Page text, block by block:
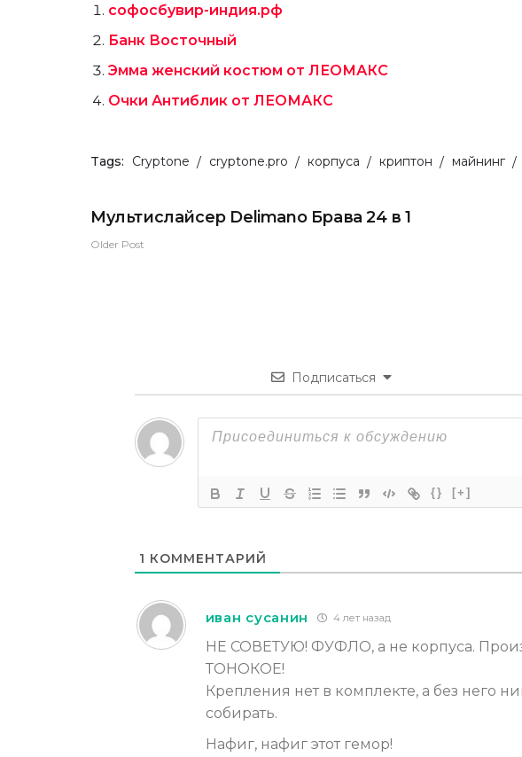
софосбувир-индия.рф
Банк Восточный
Эмма женский костюм от ЛЕОМАКС
Очки Антиблик от ЛЕОМАКС
Tags: Cryptone cryptone.pro корпуса криптон майнинг
Мультислайсер Delimano Брава 24 в 1
Older Post
Подписаться
{} [+]
1 КОММЕНТАРИЙ
иван сусанин 4 лет назад
НЕ СОВЕТУЮ! ФУФЛО, а не корпуса.
ТОНОКОЕ!
Крепления нет в комплекте, а без него
собирать.
Нафиг, нафиг этот гемор!